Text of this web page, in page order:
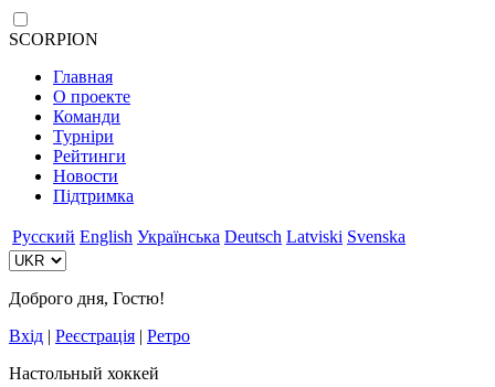
SCORPION
Главная
О проекте
Команди
Турніри
Рейтинги
Новости
Підтримка
Русский English Українська Deutsch Latviski Svenska
Доброго дня, Гостю!
Вхід | Реєстрація | Ретро
Настольный хоккей